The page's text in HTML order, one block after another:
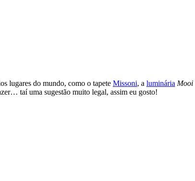
lugares do mundo, como o tapete Missoni, a luminária Mooi
taí uma sugestão muito legal, assim eu gosto!